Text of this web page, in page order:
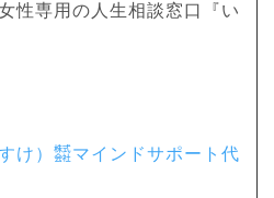
性専用の人生相談窓口『い
け）㍿マインドサポート代